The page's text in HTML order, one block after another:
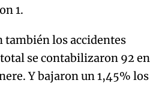
1.
también los accidentes
se contabilizaron 92 en
Y bajaron un 1,45% los